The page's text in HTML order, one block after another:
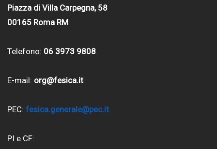
Piazza di Villa Carpegna, 58
00165 Roma RM
Telefono: 06 3973 9808
E-mail: org@fesica.it
PEC: fesica.generale@pec.it
PI e CF: